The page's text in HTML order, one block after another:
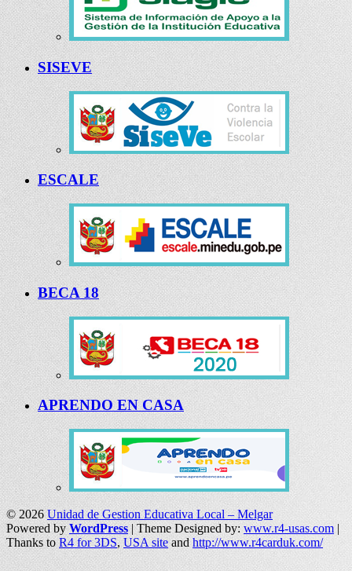
SISEVE
ESCALE
BECA 18
APRENDO EN CASA
© 2026Unidad de Gestion Educativa Local – Melgar
Powered by WordPress | Theme Designed by: www.r4-usas.com |
Thanks toR4 for 3DS, USA siteand http://www.r4carduk.com/